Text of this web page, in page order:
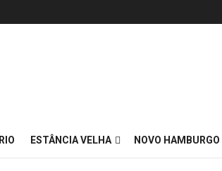
ESTÂNCIA VELHA NOVO HAMBURGO